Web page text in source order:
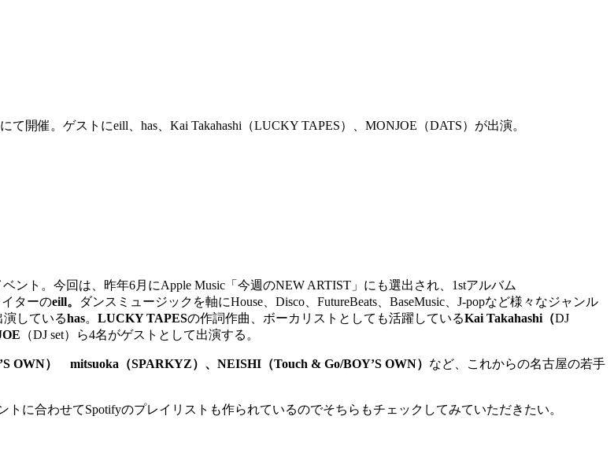
開催。ゲストにeill、has、Kai Takahashi（LUCKY TAPES）、MONJOE（DATS）が出演。
ト。今回は、昨年6月にApple Music「今週のNEW ARTIST」にも選出され、1stアルバム
ターのeill。
ダンスミュージックを軸にHouse、Disco、FutureBeats、BaseMusic、J-popなど様々なジャンル
しているhas。 LUCKY TAPESの作詞作曲、ボーカリストとしても活躍しているKai Takahashi（DJ
（DJ set）ら4名がゲストとして出演する。
OWN） mitsuoka（SPARKYZ）、NEISHI（Touch & Go/BOY’S OWN） など、これからの名古屋の若手
に合わせてSpotifyのプレイリストも作られているのでそちらもチェックしてみていただきたい。